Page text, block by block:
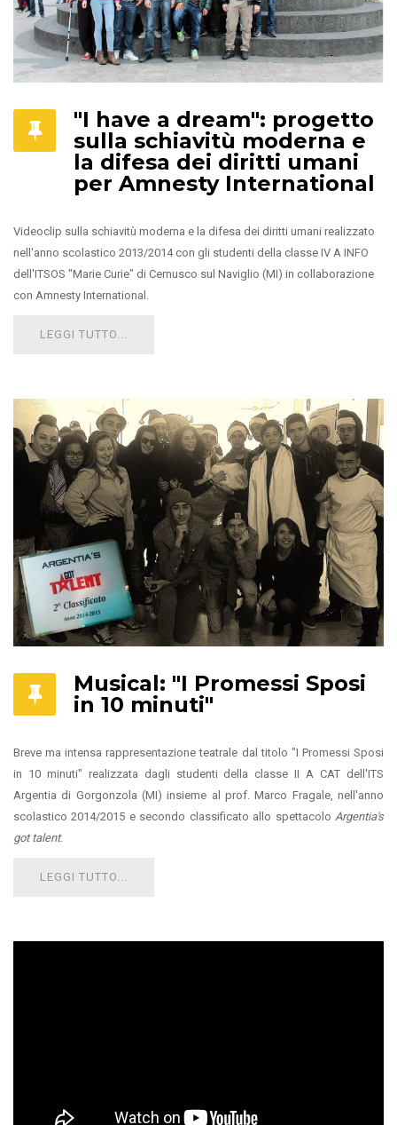
"I have a dream": progetto
sulla schiavitù moderna e
la difesa dei diritti umani
per Amnesty International
Videoclip sulla schiavitù moderna e la difesa dei diritti umani realizzato
nell'anno scolastico 2013/2014 con gli studenti della classe IV A INFO
dell'ITSOS "Marie Curie" di Cernusco sul Naviglio (MI) in collaborazione
con Amnesty International.
LEGGI TUTTO...
Musical: "I Promessi Sposi
in 10 minuti"
Breve ma intensa rappresentazione teatrale dal titolo "I Promessi Sposi
in 10 minuti" realizzata dagli studenti della classe II A CAT dell'ITS
Argentia di Gorgonzola (MI) insieme al prof. Marco Fragale, nell'anno
scolastico 2014/2015 e secondo classificato allo spettacolo Argentia's
got talent.
LEGGI TUTTO...